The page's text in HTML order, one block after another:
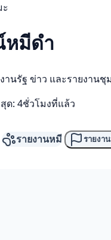
หมีดำ
นรัฐ ข่าว และรายงานชุ
ด: 4ชั่วโมงที่แล้ว
รายงานหมี รายงา